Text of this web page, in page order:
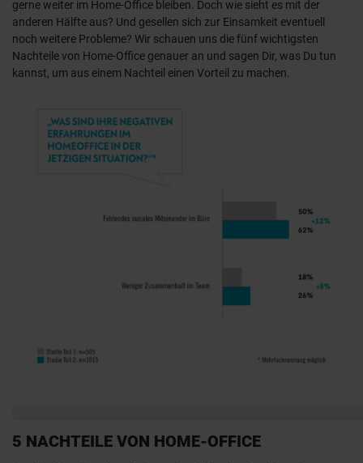
gerne weiter im Home-Office bleiben. Doch wie sieht es mit der
anderen Hälfte aus? Und gesellen sich zur Einsamkeit eventuell
noch weitere Probleme? Wir schauen uns die fünf wichtigsten
Nachteile von Home-Office genauer an und sagen Dir, was Du tun
kannst, um aus einem Nachteil einen Vorteil zu machen.
5 NACHTEILE VON HOME-OFFICE